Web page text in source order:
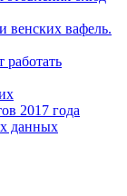
венских вафель.
работать
2017 года
данных